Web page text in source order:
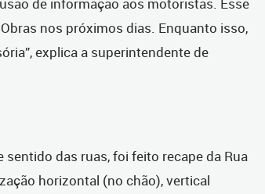
nos próximos dias. Enquanto isso,
explica a superintendente de
das ruas, foi feito recape da Rua
horizontal (no chão), vertical